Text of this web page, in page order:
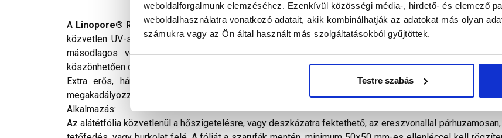
weboldalforgalmunk elemzéséhez. Ezenkívül közösségi média-, hirdető- és elemező
weboldalhasználatra vonatkozó adatait, akik kombinálhatják az adatokat más olyan
számukra vagy az Ön által használt más szolgáltatásokból gyűjtöttek.
Testre szabás
A Linopore® RX 5000+egyszeresen (az alátéthéjazat és a tetőfedés között) átszellőztetett
közvetlen UV-sugárzásnak nem kitett), átszellőztetett falszerkezetek alátéthéjazata. A tetőfedés,
másodlagos védelemként alkalmazható, szabadon fekvő, vagy közvetlenül a hőszigetelésre
köszönhetően deszkázatra, vagy lépésálló hőszigetelésre fektetett, szélzáró alátéthéjazat kialakítását
Extra erős, háromrétegű alátéthéjazat: 2 réteg polipropilén fliz között vízzáró, páraáteresztő
megakadályozza a páralecsapódást. 3 hónapig UV-álló, 100 °C-ig hőálló.
Alkalmazás:
Az alátétfólia közvetlenül a hőszigetelésre, vagy deszkázatra fektethető, az ereszvonallal